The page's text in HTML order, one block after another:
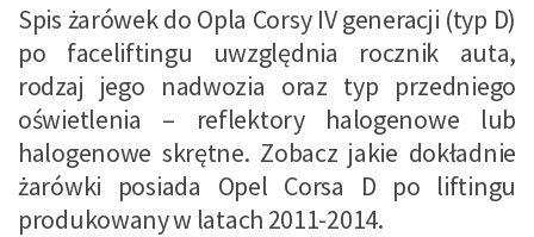
Spis żarówek do Opla Corsy IV generacji (typ D)
po faceliftingu uwzględnia rocznik auta,
rodzaj jego nadwozia oraz typ przedniego
oświetlenia – reflektory halogenowe lub
halogenowe skrętne. Zobacz jakie dokładnie
żarówki posiada Opel Corsa D po liftingu
produkowany w latach 2011-2014.